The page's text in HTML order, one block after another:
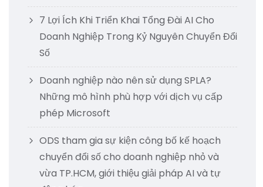
7 Lợi Ích Khi Triển Khai Tổng Đài AI Cho
Doanh Nghiệp Trong Kỷ Nguyên Chuyển Đổi
Số
Doanh nghiệp nào nên sử dụng SPLA?
Những mô hình phù hợp với dịch vụ cấp
phép Microsoft
ODS tham gia sự kiện công bố kế hoạch
chuyển đổi số cho doanh nghiệp nhỏ và
vừa TP.HCM, giới thiệu giải pháp AI và tự